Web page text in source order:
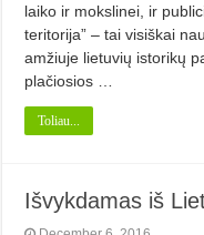
laiko ir mokslinei, ir
teritorija” – tai visiškai
amžiuje lietuvių istorikų
plačiosios …
Toliau...
Išvykdamas iš